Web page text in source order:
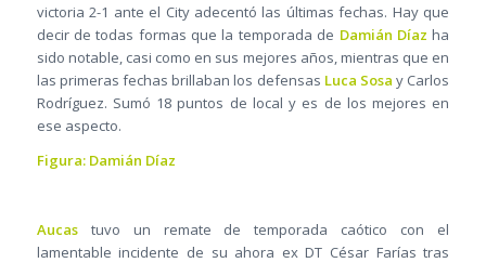
victoria 2-1 ante el City adecentó las últimas fechas. Hay que
decir de todas formas que la temporada de Damián Díaz ha
sido notable, casi como en sus mejores años, mientras que en
las primeras fechas brillaban los defensas Luca Sosa y Carlos
Rodríguez. Sumó 18 puntos de local y es de los mejores en
ese aspecto.
Figura: Damián Díaz
Aucastuvo un remate de temporada caótico con el
lamentable incidente de su ahora ex DT César Farías tras